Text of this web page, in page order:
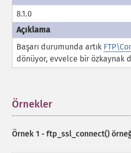
8.1.0
Başarı durumunda artık
dönüyor, evvelce bir özkaynak
Örnekler
Örnek 1 - ftp_ssl_connect()